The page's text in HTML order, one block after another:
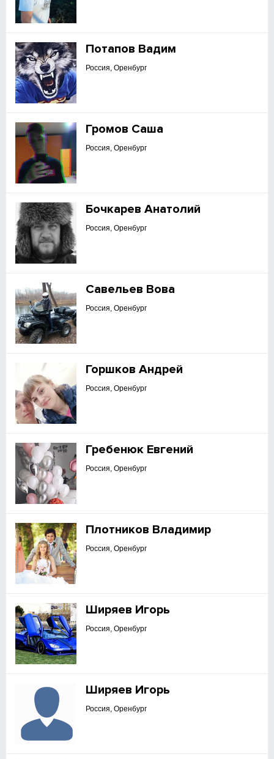
Потапов Вадим
Россия, Оренбург
Громов Саша
Россия, Оренбург
Бочкарев Анатолий
Россия, Оренбург
Савельев Вова
Россия, Оренбург
Горшков Андрей
Россия, Оренбург
Гребенюк Евгений
Россия, Оренбург
Плотников Владимир
Россия, Оренбург
Ширяев Игорь
Россия, Оренбург
Ширяев Игорь
Россия, Оренбург